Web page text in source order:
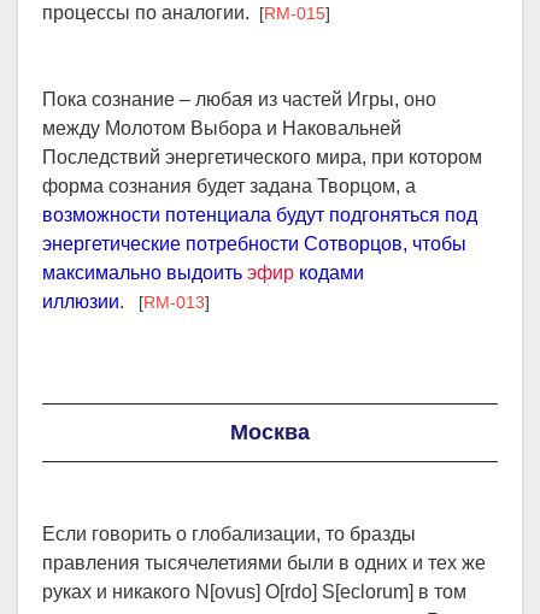
процессы по аналогии. [RM-015]
Пока сознание – любая из частей Игры, оно
между Молотом Выбора и Наковальней
Последствий энергетического мира, при котором
форма сознания будет задана Творцом, а
возможности потенциала будут подгоняться под
энергетические потребности Сотворцов, чтобы
максимально выдоить эфир кодами
иллюзии. [RM-013]
Москва
Если говорить о глобализации, то бразды
правления тысячелетиями были в одних и тех же
руках и никакого N[ovus] O[rdo] S[eclorum] в том